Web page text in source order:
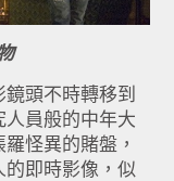
頭不時轉移到
員般的中年大
怪異的賭盤，
即時影像，似